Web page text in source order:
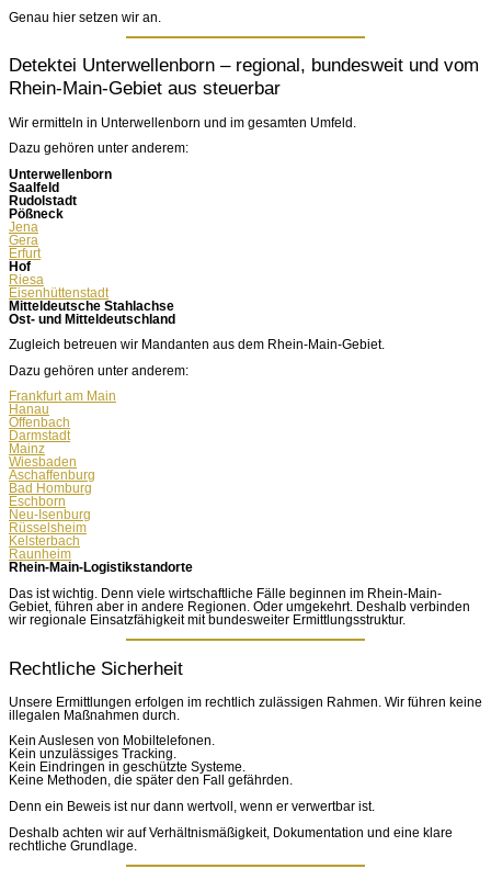
Genau hier setzen wir an.
Detektei Unterwellenborn – regional, bundesweit und vom
Rhein-Main-Gebiet aus steuerbar
Wir ermitteln in Unterwellenborn und im gesamten Umfeld.
Dazu gehören unter anderem:
Unterwellenborn
Saalfeld
Rudolstadt
Pößneck
Jena
Gera
Erfurt
Hof
Riesa
Eisenhüttenstadt
Mitteldeutsche Stahlachse
Ost- und Mitteldeutschland
Zugleich betreuen wir Mandanten aus dem Rhein-Main-Gebiet.
Dazu gehören unter anderem:
Frankfurt am Main
Hanau
Offenbach
Darmstadt
Mainz
Wiesbaden
Aschaffenburg
Bad Homburg
Eschborn
Neu-Isenburg
Rüsselsheim
Kelsterbach
Raunheim
Rhein-Main-Logistikstandorte
Das ist wichtig. Denn viele wirtschaftliche Fälle beginnen im Rhein-Main-
Gebiet, führen aber in andere Regionen. Oder umgekehrt. Deshalb verbinden
wir regionale Einsatzfähigkeit mit bundesweiter Ermittlungsstruktur.
Rechtliche Sicherheit
Unsere Ermittlungen erfolgen im rechtlich zulässigen Rahmen. Wir führen keine
illegalen Maßnahmen durch.
Kein Auslesen von Mobiltelefonen.
Kein unzulässiges Tracking.
Kein Eindringen in geschützte Systeme.
Keine Methoden, die später den Fall gefährden.
Denn ein Beweis ist nur dann wertvoll, wenn er verwertbar ist.
Deshalb achten wir auf Verhältnismäßigkeit, Dokumentation und eine klare
rechtliche Grundlage.